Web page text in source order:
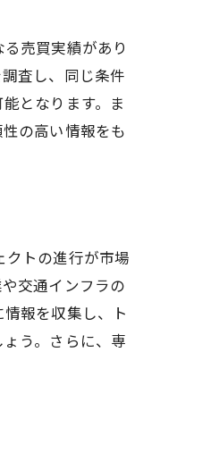
売買実績があり
査し、同じ条件
となります。ま
の高い情報をも
トの進行が市場
交通インフラの
報を収集し、ト
う。さらに、専